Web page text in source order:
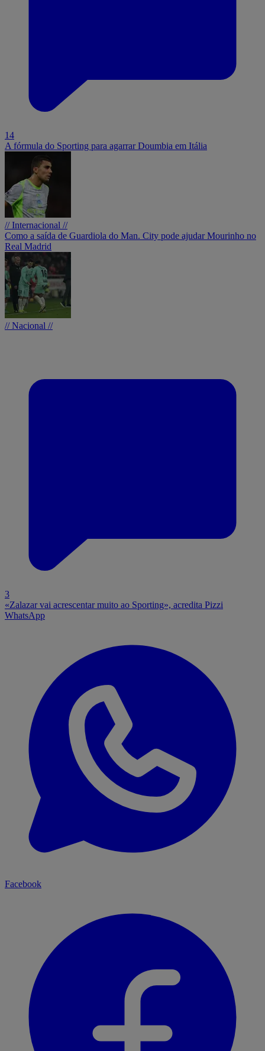
14
A fórmula do Sporting para agarrar Doumbia em Itália
// Internacional //
Como a saída de Guardiola do Man. City pode ajudar Mourinho no
Real Madrid
// Nacional //
3
«Zalazar vai acrescentar muito ao Sporting», acredita Pizzi
WhatsApp
Facebook